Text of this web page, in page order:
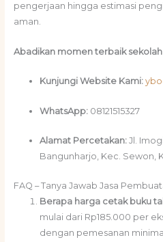
pengerjaan hingga estimasi
aman.
Abadikan momen terbaik sekolah
Kunjungi Website Kami:
WhatsApp:08121515327
Alamat Percetakan:Jl.
Bangunharjo, Kec. Sewon,
FAQ – Tanya Jawab Jasa
Berapa harga cetak buku
mulai dari Rp185.000 per
dengan pemesanan